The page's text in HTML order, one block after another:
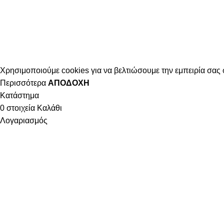
Χρησιμοποιούμε cookies για να βελτιώσουμε την εμπειρία
Περισσότερα ΑΠΟΔΟΧΉ
Κατάστημα
0 στοιχεία Καλάθι
Λογαριασμός